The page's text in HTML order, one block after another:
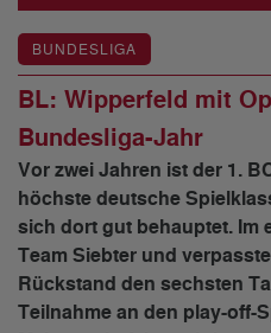
BUNDESLIGA
BL: Wipperfeld mit
Bundesliga-Jahr
Vor zwei Jahren ist der 1.
höchste deutsche
sich dort gut behauptet. Im
Team Siebter und
Rückstand den sechsten
Teilnahme an den play-off-